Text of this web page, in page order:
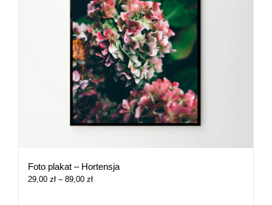
Foto plakat – Hortensja
29,00 zł – 89,00 złZakres